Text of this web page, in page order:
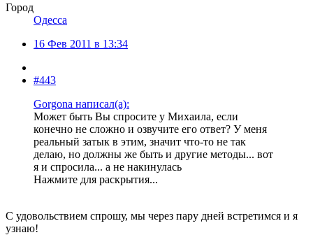
Город
Одесса
16 Фев 2011 в 13:34
#443
Gorgona написал(а):
Может быть Вы спросите у Михаила, если
конечно не сложно и озвучите его ответ? У меня
реальный затык в этим, значит что-то не так
делаю, но должны же быть и другие методы... вот
я и спросила... а не накинулась
Нажмите для раскрытия...
С удовольствием спрошу, мы через пару дней встретимся и я
узнаю!